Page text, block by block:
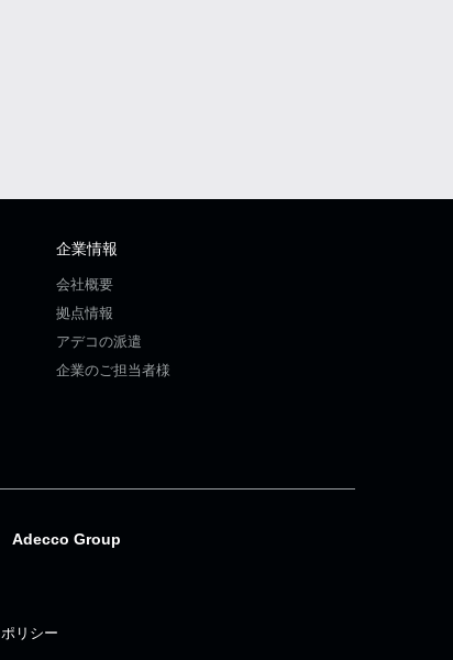
企業情報
会社概要
拠点情報
アデコの派遣
企業のご担当者様
Adecco Group
リシー